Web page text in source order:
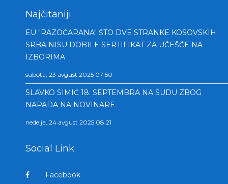
Najčitaniji
EU "RAZOČARANA" ŠTO DVE STRANKE KOSOVSKIH
SRBA NISU DOBILE SERTIFIKAT ZA UČEŠĆE NA
IZBORIMA
subota, 23 avgust 2025 07:50
SLAVKO SIMIĆ 18. SEPTEMBRA NA SUDU ZBOG
NAPADA NA NOVINARE
nedelja, 24 avgust 2025 08:21
Social Link
Facebook